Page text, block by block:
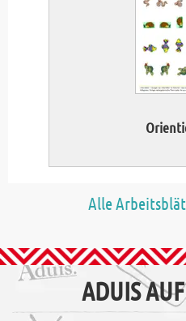
Alle
ADUIS